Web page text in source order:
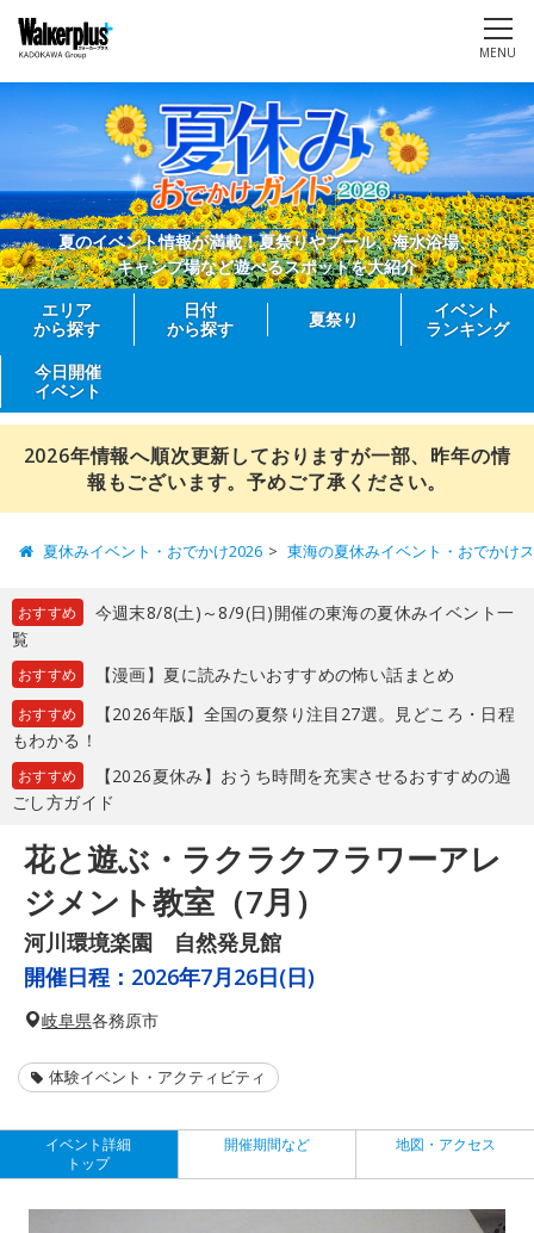
MENU
夏のイベント情報が満載！夏祭りやプール、海水浴場、
キャンプ場など遊べるスポットを大紹介
エリア
から探す
日付
から探す
夏祭り
イベント
ランキング
今日開催
イベント
2026年情報へ順次更新しておりますが一部、昨年の情
報もございます。予めご了承ください。
夏休みイベント・おでかけ2026 東海の夏休みイベント・おでかけ
おすすめ
今週末8/8(土)～8/9(日)開催の東海の夏休みイベント一
覧
おすすめ 【漫画】夏に読みたいおすすめの怖い話まとめ
おすすめ
【2026年版】全国の夏祭り注目27選。見どころ・日程
もわかる！
おすすめ
【2026夏休み】おうち時間を充実させるおすすめの過
ごし方ガイド
花と遊ぶ・ラクラクフラワーアレ
ジメント教室（7月）
河川環境楽園 自然発見館
開催日程： 2026年7月26日(日)
岐阜県各務原市
体験イベント・アクティビティ
イベント詳細
トップ
開催期間など 地図・アクセス